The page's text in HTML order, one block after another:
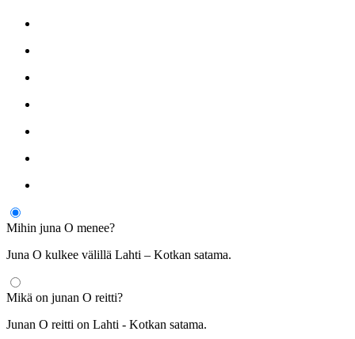
Mihin juna O menee?
Juna O kulkee välillä Lahti – Kotkan satama.
Mikä on junan O reitti?
Junan O reitti on Lahti - Kotkan satama.